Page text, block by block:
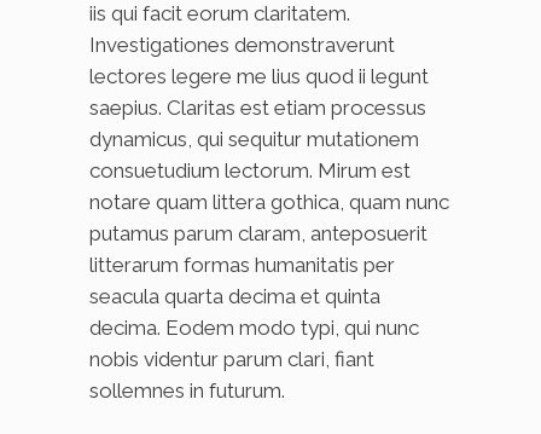
iis qui facit eorum claritatem.
Investigationes demonstraverunt
lectores legere me lius quod ii legunt
saepius. Claritas est etiam processus
dynamicus, qui sequitur mutationem
consuetudium lectorum. Mirum est
notare quam littera gothica, quam nunc
putamus parum claram, anteposuerit
litterarum formas humanitatis per
seacula quarta decima et quinta
decima. Eodem modo typi, qui nunc
nobis videntur parum clari, fiant
sollemnes in futurum.